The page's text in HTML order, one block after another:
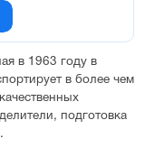
в 1963 году в
в более чем
подготовка